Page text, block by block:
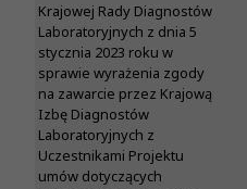
Krajowej Rady Diagnostów
Laboratoryjnych z dnia 5
stycznia 2023 roku w
sprawie wyrażenia zgody
na zawarcie przez Krajową
Izbę Diagnostów
Laboratoryjnych z
Uczestnikami Projektu
umów dotyczących